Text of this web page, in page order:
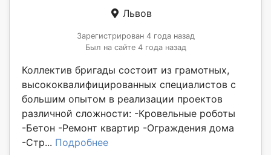
Львов
Зарегистрирован 4 года назад
Был на сайте 4 года назад
Коллектив бригады состоит из грамотных,
высококвалифицированных специалистов с
большим опытом в реализации проектов
различной сложности: -Кровельные роботы
-Бетон -Ремонт квартир -Ограждения дома
-Стр... Подробнее